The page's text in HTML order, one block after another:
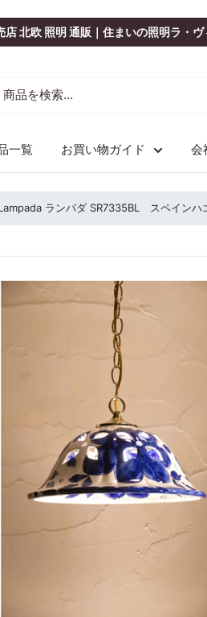
店 北欧 照明 通販｜住まいの照明ラ・
一覧 お買い物ガイド 会
ランパダ SR7335BL スペインハ